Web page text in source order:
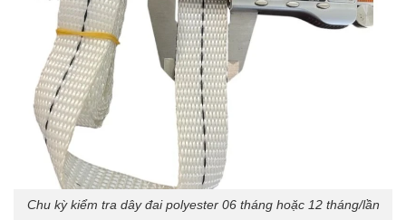
Chu kỳ kiểm tra dây đai polyester 06 tháng hoặc 12 tháng/lần